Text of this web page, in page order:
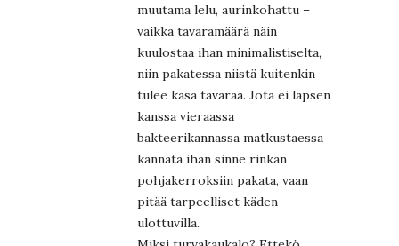
muutama lelu, aurinkohattu –
vaikka tavaramäärä näin
kuulostaa ihan minimalistiselta,
niin pakatessa niistä kuitenkin
tulee kasa tavaraa. Jota ei lapsen
kanssa vieraassa
bakteerikannassa matkustaessa
kannata ihan sinne rinkan
pohjakerroksiin pakata, vaan
pitää tarpeelliset käden
ulottuvilla.